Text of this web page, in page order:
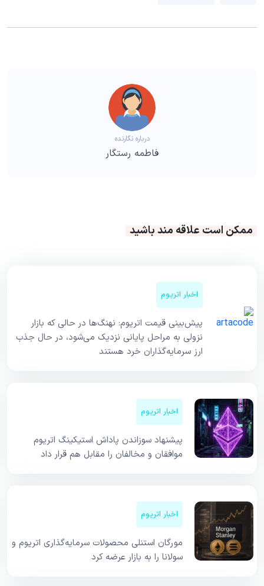
درباره نگارنده
فاطمه رستگار
ممکن است علاقه مند باشید
اخبار اتریوم
پیش‌بینی قیمت اتریوم: نهنگ‌ها در حالی که بازار
نزولی به مراحل پایانی نزدیک می‌شود، در حال جذب
ارز سرمایه‌گذاران خرد هستند
اخبار اتریوم
پیشنهاد سوزاندن پاداش استیکینگ اتریوم
موافقان و مخالفان را مقابل هم قرار داد
اخبار اتریوم
مورگان استنلی محصولات سرمایه‌گذاری اتریوم و
سولانا را به بازار عرضه کرد